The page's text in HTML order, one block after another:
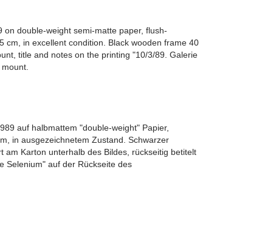
on double-weight semi-matte paper, flush-
cm, in excellent condition. Black wooden frame 40
title and notes on the printing "10/3/89. Galerie
auf halbmattem "double-weight" Papier,
in ausgezeichnetem Zustand. Schwarzer
am Karton unterhalb des Bildes, rückseitig betitelt
Selenium" auf der Rückseite des